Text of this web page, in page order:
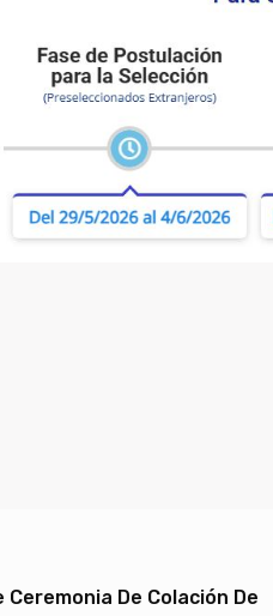
Ceremonia De Colación De